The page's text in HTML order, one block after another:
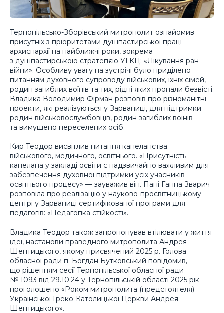
Тернопільсько-Зборівський митрополит ознайомив
присутніх з пріоритетами душпастирської праці
архиєпархії на найближчі роки, зокрема
з душпастирською стратегією УГКЦ: «Лікування ран
війни». Особливу увагу на зустрічі було приділено
питанням духовного супроводу військових, їхніх сімей,
родин загиблих воїнів та тих, рідні яких пропали безвісті.
Владика Володимир Фірман розповів про різноманітні
проекти, які реалізуються у Зарваниці, для підтримки
родин військовослужбовців, родин загиблих воїнів
та вимушено переселених осіб.
Кир Теодор висвітлив питання капеланства:
військового, медичного, освітнього. «Присутність
капелана у закладі освіти є надзвичайно важливим для
забезпечення духовної підтримки усіх учасників
освітнього процесу» — зауважив він. Пані Ганна Зварич
розповіла про реалізацію у науково-просвітницькому
центрі у Зарваниці сертифікованої програми для
педагогів: «Педагогіка стійкості».
Владика Теодор також запропонував втілювати у життя
ідеї, настанови праведного митрополита Андрея
Шептицького, якому присвячений 2025 р. Голова
обласної ради п. Богдан Бутковський повідомив,
що рішенням сесії Тернопільської обласної ради
№ 1093 від 29.10.24 у Тернопільській області 2025 рік
проголошено «Роком митрополита (предстоятеля)
Української Греко-Католицької Церкви Андрея
Шептицького».